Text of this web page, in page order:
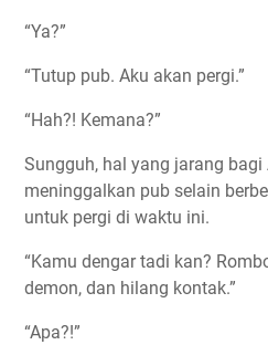
“Ya?”
“Tutup pub. Aku akan pergi.”
“Hah?! Kemana?”
Sungguh, hal yang jarang
meninggalkan pub selain
untuk pergi di waktu ini.
“Kamu dengar tadi kan?
demon, dan hilang kontak.”
“Apa?!”